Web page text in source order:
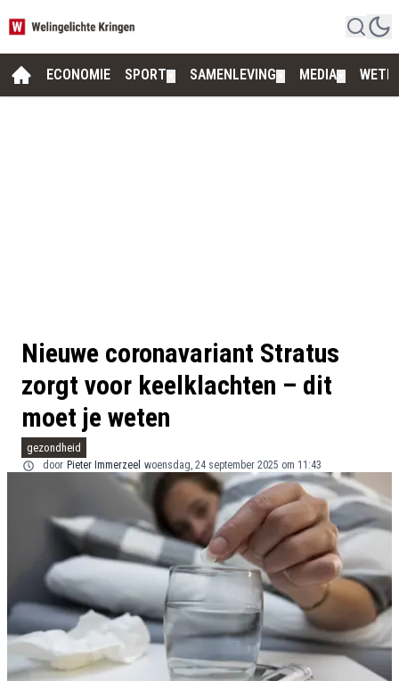
ECONOMIE SPORT SAMENLEVING MEDIA
Nieuwe coronavariant Stratus
zorgt voor keelklachten – dit
moet je weten
gezondheid
door Pieter Immerzeel woensdag, 24 september 2025 om 11:43